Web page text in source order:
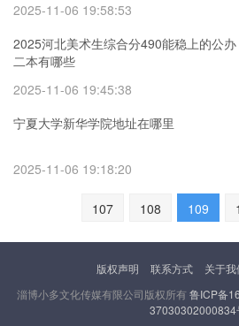
2025-11-06 19:58:53
2025河北美术生综合分490能稳上的公办
二本有哪些
2025-11-06 19:45:38
宁夏大学新华学院地址在哪里
2025-11-06 19:18:20
107 108 109
版权声明 联系方式 关于我
淄博小多文化传媒有限公司版权所有鲁ICP备
37030302000834